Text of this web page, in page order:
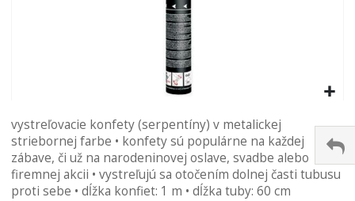
na
začiatok
galérie
obrázkov
vystreľovacie konfety (serpentíny) v metalickej
striebornej farbe • konfety sú populárne na každej
zábave, či už na narodeninovej oslave, svadbe alebo
firemnej akcii • vystreľujú sa otočením dolnej časti tubusu
proti sebe • dĺžka konfiet: 1 m • dĺžka tuby: 60 cm